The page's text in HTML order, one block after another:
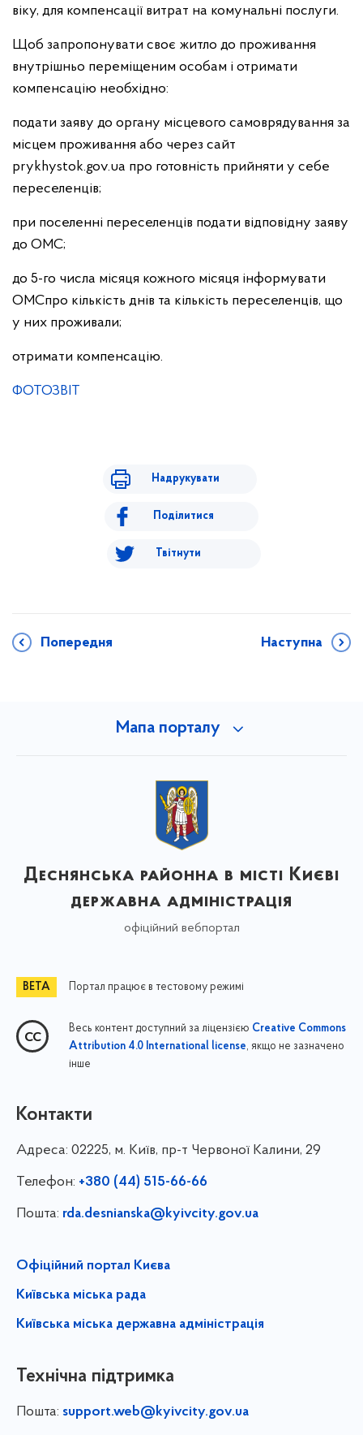
віку, для компенсації витрат на комунальні послуги.
Щоб запропонувати своє житло до проживання
внутрішньо переміщеним особам і отримати
компенсацію необхідно:
подати заяву до органу місцевого самоврядування за
місцем проживання або через сайт
prykhystok.gov.ua про готовність прийняти у себе
переселенців;
при поселенні переселенців подати відповідну заяву
до ОМС;
до 5-го числа місяця кожного місяця інформувати
ОМСпро кількість днів та кількість переселенців, що
у них проживали;
отримати компенсацію.
ФОТОЗВІТ
Надрукувати
Поділитися
Твітнути
Попередня Наступна
Мапа порталу
Деснянська районна в місті Києві
державна адміністрація
офіційний вебпортал
Портал працює в тестовому режимі
Весь контент доступний за ліцензією Creative Commons
Attribution 4.0 International license, якщо не зазначено
інше
Контакти
Адреса: 02225, м. Київ, пр-т Червоної Калини, 29
Телефон: +380 (44) 515-66-66
Пошта: rda.desnianska@kyivcity.gov.ua
Офіційний портал Києва
Київська міська рада
Київська міська державна адміністрація
Технічна підтримка
Пошта: support.web@kyivcity.gov.ua